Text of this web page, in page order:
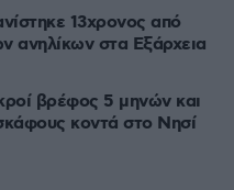
13χρονος από
ανηλίκων στα Εξάρχεια
βρέφος 5 μηνών και
κοντά στο Νησί